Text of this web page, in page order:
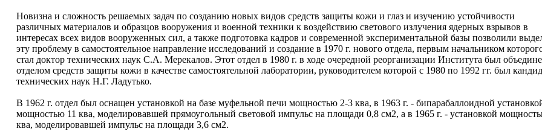
Новизна и сложность решаемых задач по созданию новых видов средств защиты кожи и глаз и изучению устойчивости
различных материалов и образцов вооружения и военной техники к воздействию светового излучения ядерных взрывов в
интересах всех видов вооруженных сил, а также подготовка кадров и современной экспериментальной базы позволили
эту проблему в самостоятельное направление исследований и создание в 1970 г. нового отдела, первым начальником
стал доктор технических наук С.А. Мерекалов. Этот отдел в 1980 г. в ходе очередной реорганизации Института был
отделом средств защиты кожи в качестве самостоятельной лаборатории, руководителем которой с 1980 по 1992 гг. был
технических наук Н.Г. Ладутько.
В 1962 г. отдел был оснащен установкой на базе муфельной печи мощностью 2-3 ква, в 1963 г. - бипарабаллоидной
мощностью 11 ква, моделировавшей прямоугольный световой импульс на площади 0,8 см2, а в 1965 г. - установкой
ква, моделировавшей импульс на площади 3,6 см2.